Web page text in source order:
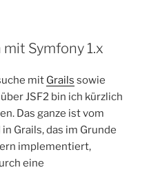
Symfony 1.x
mit Grails sowie
JSF2 bin ich kürzlich
Das ganze ist vom
Grails, das im Grunde
implementiert,
eine